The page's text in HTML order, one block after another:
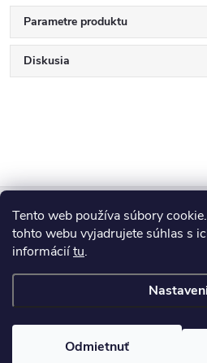
Tento web používa súbory
tohto webu vyjadrujete súhlas s
informáciítu.
Odmietnuť
Parametre produktu
Diskusia
Z
á
p
ä
Blog
Informácie pre vás
.